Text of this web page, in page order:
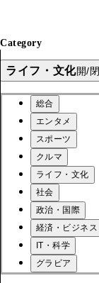
Category
ライフ・文化開/閉
総合
エンタメ
スポーツ
クルマ
ライフ・文化
社会
政治・国際
経済・ビジネス
IT・科学
グラビア